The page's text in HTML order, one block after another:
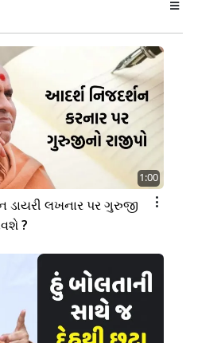
1:00
ડાયરી લખનાર પર ગુરુજી
?